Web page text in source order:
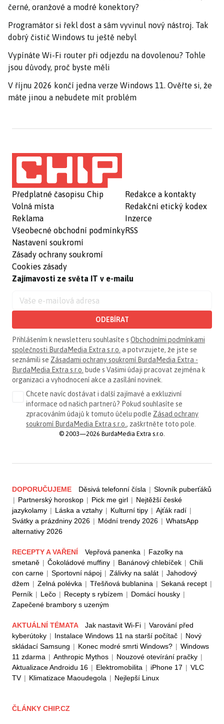
černé, oranžové a modré konektory?
Programátor si řekl dost a sám vyvinul nový nástroj. Tak
dobrý čistič Windows tu ještě nebyl
Vypínáte Wi-Fi router při odjezdu na dovolenou? Tohle
jsou důvody, proč byste měli
V říjnu 2026 končí jedna verze Windows 11. Ověřte si, že
máte jinou a nebudete mít problém
Předplatné časopisu Chip
Volná místa
Reklama
Všeobecné obchodní podmínky
Nastavení soukromí
Zásady ochrany soukromí
Cookies zásady
Redakce a kontakty
Redakční etický kodex
Inzerce
RSS
Zajímavosti ze světa IT v e-mailu
ODEBÍRAT
Přihlášením k newsletteru souhlasíte s Obchodními podmínkami
společnosti BurdaMedia Extra s.r.o. a potvrzujete, že jste se
seznámili se Zásadami ochrany soukromí BurdaMedia Extra -
BurdaMedia Extra s.r.o. bude s Vašimi údaji pracovat zejména k
organizaci a vyhodnocení akce a zasílání novinek.
Chcete navíc dostávat i další zajímavé a exkluzivní
informace od našich partnerů? Pokud souhlasíte se
zpracováním údajů k tomuto účelu podle Zásad ochrany
soukromí BurdaMedia Extra s.r.o. , zaškrtněte toto pole.
© 2003—2026 BurdaMedia Extra s.r.o.
DOPORUČUJEME Děsivá telefonní čísla | Slovník puberťáků
| Partnerský horoskop | Pick me girl | Nejtěžší české
jazykolamy | Láska a vztahy | Kulturní tipy | Ajťák radí |
Svátky a prázdniny 2026 | Módní trendy 2026 | WhatsApp
alternativy 2026
RECEPTY A VAŘENÍ Vepřová panenka | Fazolky na
smetaně | Čokoládové muffiny | Banánový chlebíček | Chili
con carne | Sportovní nápoj | Zálivky na salát | Jahodový
džem | Zelná polévka | Třešňová bublanina | Sekaná recept |
Perník | Lečo | Recepty s rybízem | Domácí housky |
Zapečené brambory s uzeným
AKTUÁLNÍ TÉMATA Jak nastavit Wi-Fi | Varování před
kyberútoky | Instalace Windows 11 na starší počítač | Nový
skládací Samsung | Konec modré smrti Windows? | Windows
11 zdarma | Anthropic Mythos | Nouzové otevírání pračky |
Aktualizace Androidu 16 | Elektromobilita | iPhone 17 | VLC
TV | Klimatizace Maoudegola | Nejlepší Linux
ČLÁNKY CHIP.CZ